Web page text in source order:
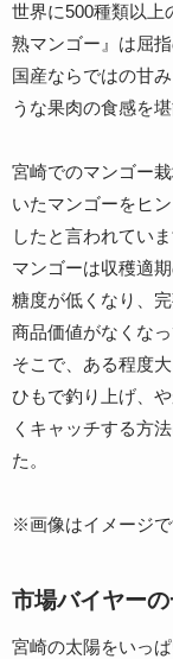
世界に500種類以上
熟マンゴー』は屈指
国産ならではの甘
うな果肉の食感を堪
宮崎でのマンゴー
いたマンゴーをヒ
したと言われていま
マンゴーは収穫適
糖度が低くなり、
商品価値がなくなっ
そこで、ある程度
ひもで釣り上げ、
くキャッチする方
た。
※画像はイメージで
市場バイヤー
宮崎の太陽をいっ